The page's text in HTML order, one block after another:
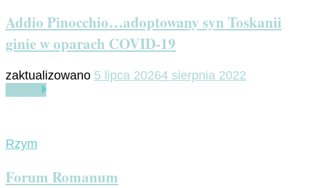
Addio Pinocchio…adoptowany syn Toskanii
ginie w oparach COVID-19
zaktualizowano 5 lipca 20264 sierpnia 2022
Rzym
Forum Romanum